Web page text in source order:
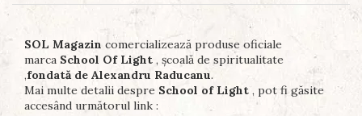
SOL Magazin comercializează produse oficiale
marca School Of Light , școală de spiritualitate
,fondată de Alexandru Raducanu.
Mai multe detalii despre School of Light , pot fi găsite
accesând următorul link :